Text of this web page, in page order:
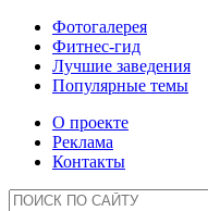
Фотогалерея
Фитнес-гид
Лучшие заведения
Популярные темы
О проекте
Реклама
Контакты